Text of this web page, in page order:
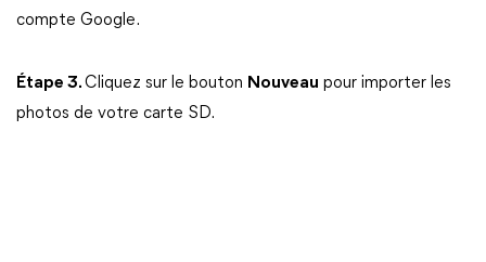
compte Google.
Étape 3.Cliquez sur le bouton Nouveau pour importer les
photos de votre carte SD.